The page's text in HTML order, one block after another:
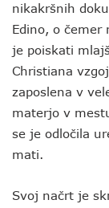
nikakršnih
Edino, o
je poiskati
Christiana
zaposlena v
materjo v
se je odločila
mati.
Svoj načrt je